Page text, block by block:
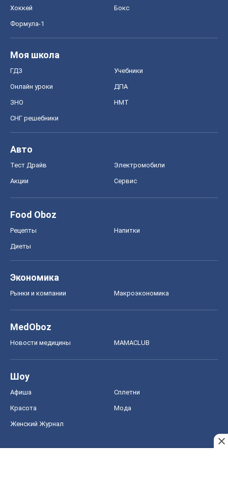
Хоккей Бокс
Формула-1
Моя школа
ГДЗ Учебники
Онлайн уроки ДПА
ЗНО НМТ
СНГ решебники
Авто
Тест Драйв Электромобили
Акции Сервис
Food Oboz
Рецепты Напитки
Диеты
Экономика
Рынки и компании Mакроэкономика
MedOboz
Новости медицины MAMACLUB
Шоу
Афиша Сплетни
Красота Мода
Женский Журнал